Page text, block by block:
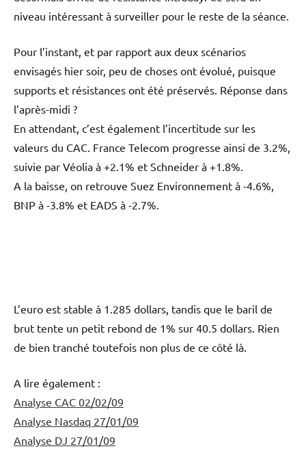
niveau intéressant à surveiller pour le reste de la séance.
Pour l’instant, et par rapport aux deux scénarios
envisagés hier soir, peu de choses ont évolué, puisque
supports et résistances ont été préservés. Réponse dans
l’après-midi ?
En attendant, c’est également l’incertitude sur les
valeurs du CAC. France Telecom progresse ainsi de 3.2%,
suivie par Véolia à +2.1% et Schneider à +1.8%.
A la baisse, on retrouve Suez Environnement à -4.6%,
BNP à -3.8% et EADS à -2.7%.
L’euro est stable à 1.285 dollars, tandis que le baril de
brut tente un petit rebond de 1% sur 40.5 dollars. Rien
de bien tranché toutefois non plus de ce côté là.
A lire également :
Analyse CAC 02/02/09
Analyse Nasdaq 27/01/09
Analyse DJ 27/01/09